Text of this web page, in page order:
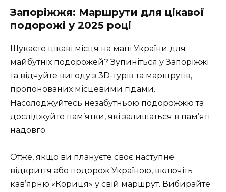
Запоріжжя: Маршрути для цікавої
подорожі у 2025 році
Шукаєте цікаві місця на мапі України для
майбутніх подорожей? Зупиніться у Запоріжжі
та відчуйте вигоду з 3D-турів та маршрутів,
пропонованих місцевими гідами.
Насолоджуйтесь незабутньою подорожжю та
досліджуйте пам’ятки, які залишаться в пам’яті
надовго.
Отже, якщо ви плануєте своє наступне
відкриття або подорож Україною, включіть
кав’ярню «Кориця» у свій маршрут. Вибирайте